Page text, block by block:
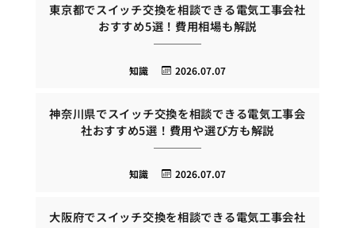
東京都でスイッチ交換を相談できる電気工事会社
おすすめ5選！費用相場も解説
2026.07.07
知識
神奈川県でスイッチ交換を相談できる電気工事会
社おすすめ5選！費用や選び方も解説
2026.07.07
知識
大阪府でスイッチ交換を相談できる電気工事会社